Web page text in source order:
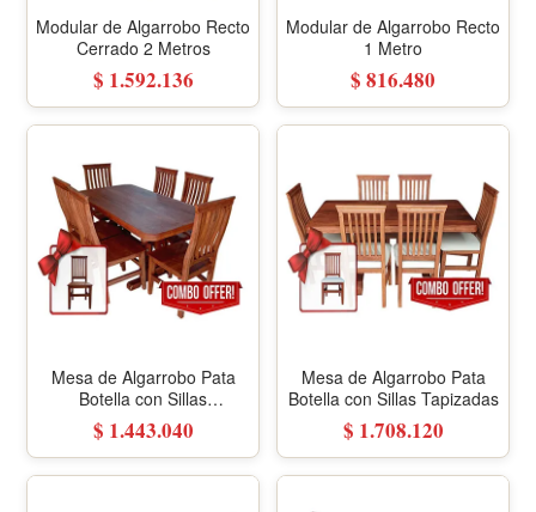
Modular de Algarrobo Recto
Cerrado 2 Metros
$ 1.592.136
Modular de Algarrobo Recto
1 Metro
$ 816.480
Mesa de Algarrobo Pata
Botella con Sillas
Ergonómicas
$ 1.443.040
Mesa de Algarrobo Pata
Botella con Sillas Tapizadas
$ 1.708.120